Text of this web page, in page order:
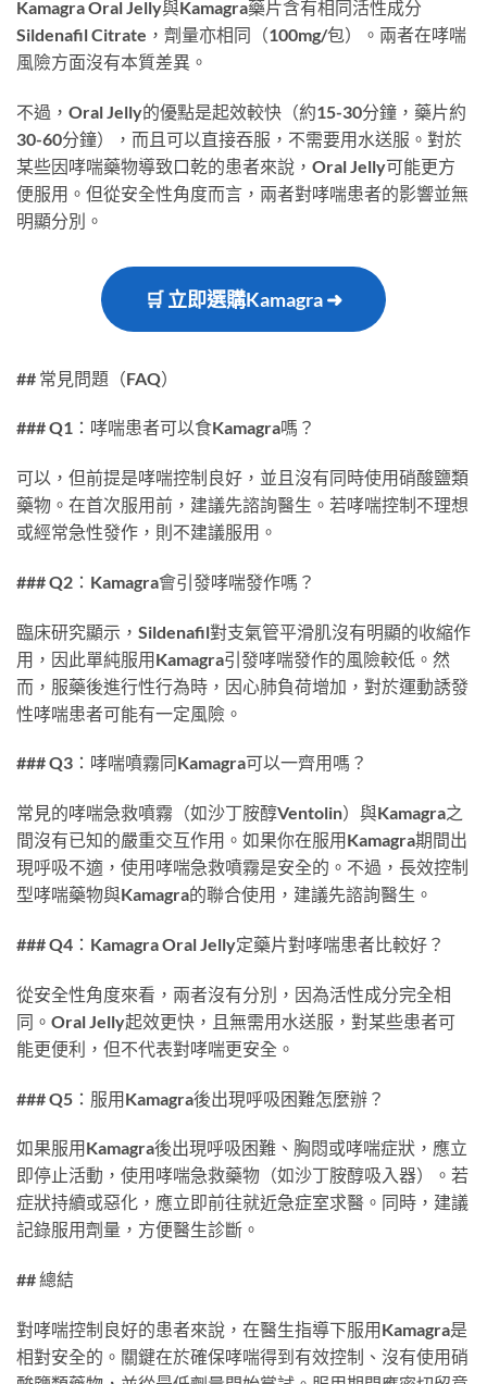
Kamagra Oral Jelly與Kamagra藥片含有相同活性成分
Sildenafil Citrate，劑量亦相同（100mg/包）。兩者在哮喘
風險方面沒有本質差異。
不過，Oral Jelly的優點是起效較快（約15-30分鐘，藥片約
30-60分鐘），而且可以直接吞服，不需要用水送服。對於
某些因哮喘藥物導致口乾的患者來說，Oral Jelly可能更方
便服用。但從安全性角度而言，兩者對哮喘患者的影響並無
明顯分別。
🛒 立即選購Kamagra ➜
## 常見問題（FAQ）
### Q1：哮喘患者可以食Kamagra嗎？
可以，但前提是哮喘控制良好，並且沒有同時使用硝酸鹽類
藥物。在首次服用前，建議先諮詢醫生。若哮喘控制不理想
或經常急性發作，則不建議服用。
### Q2：Kamagra會引發哮喘發作嗎？
臨床研究顯示，Sildenafil對支氣管平滑肌沒有明顯的收縮作
用，因此單純服用Kamagra引發哮喘發作的風險較低。然
而，服藥後進行性行為時，因心肺負荷增加，對於運動誘發
性哮喘患者可能有一定風險。
### Q3：哮喘噴霧同Kamagra可以一齊用嗎？
常見的哮喘急救噴霧（如沙丁胺醇Ventolin）與Kamagra之
間沒有已知的嚴重交互作用。如果你在服用Kamagra期間出
現呼吸不適，使用哮喘急救噴霧是安全的。不過，長效控制
型哮喘藥物與Kamagra的聯合使用，建議先諮詢醫生。
### Q4：Kamagra Oral Jelly定藥片對哮喘患者比較好？
從安全性角度來看，兩者沒有分別，因為活性成分完全相
同。Oral Jelly起效更快，且無需用水送服，對某些患者可
能更便利，但不代表對哮喘更安全。
### Q5：服用Kamagra後出現呼吸困難怎麼辦？
如果服用Kamagra後出現呼吸困難、胸悶或哮喘症狀，應立
即停止活動，使用哮喘急救藥物（如沙丁胺醇吸入器）。若
症狀持續或惡化，應立即前往就近急症室求醫。同時，建議
記錄服用劑量，方便醫生診斷。
## 總結
對哮喘控制良好的患者來說，在醫生指導下服用Kamagra是
相對安全的。關鍵在於確保哮喘得到有效控制、沒有使用硝